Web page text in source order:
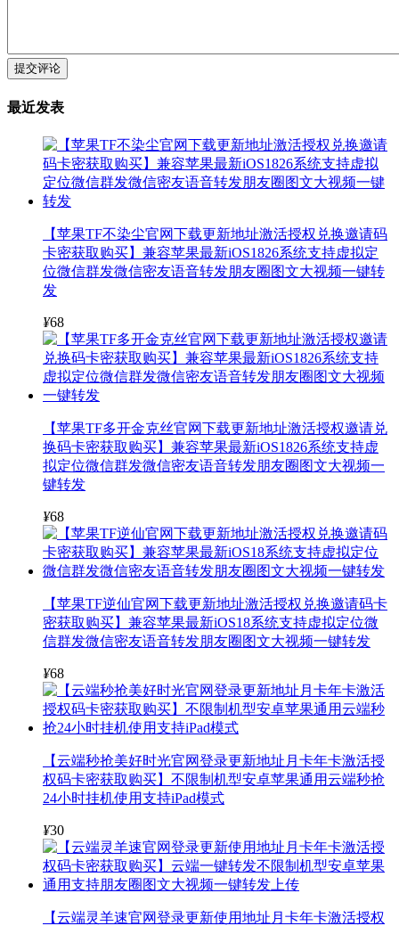
提交评论
最近发表
【苹果TF不染尘官网下载更新地址激活授权兑换邀请码
卡密获取购买】兼容苹果最新iOS1826系统支持虚拟定
位微信群发微信密友语音转发朋友圈图文大视频一键转
发
¥68
【苹果TF多开金克丝官网下载更新地址激活授权邀请兑
换码卡密获取购买】兼容苹果最新iOS1826系统支持虚
拟定位微信群发微信密友语音转发朋友圈图文大视频一
键转发
¥68
【苹果TF逆仙官网下载更新地址激活授权兑换邀请码卡
密获取购买】兼容苹果最新iOS18系统支持虚拟定位微
信群发微信密友语音转发朋友圈图文大视频一键转发
¥68
【云端秒抢美好时光官网登录更新地址月卡年卡激活授
权码卡密获取购买】不限制机型安卓苹果通用云端秒抢
24小时挂机使用支持iPad模式
¥30
【云端灵羊速官网登录更新使用地址月卡年卡激活授权